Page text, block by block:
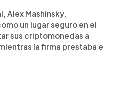
Alex Mashinsky,
un lugar seguro en el
sus criptomonedas a
la firma prestaba e